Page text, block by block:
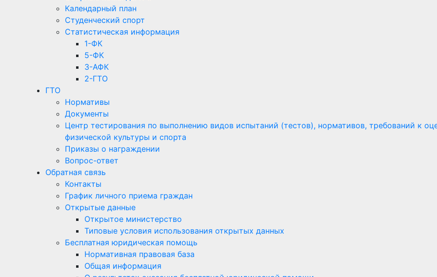
Календарный план
Студенческий спорт
Статистическая информация
1-ФК
5-ФК
3-АФК
2-ГТО
ГТО
Нормативы
Документы
Центр тестирования по выполнению видов испытаний (тестов), нормативов, требований к
физической культуры и спорта
Приказы о награждении
Вопрос-ответ
Обратная связь
Контакты
График личного приема граждан
Открытые данные
Открытое министерство
Типовые условия использования открытых данных
Бесплатная юридическая помощь
Нормативная правовая база
Общая информация